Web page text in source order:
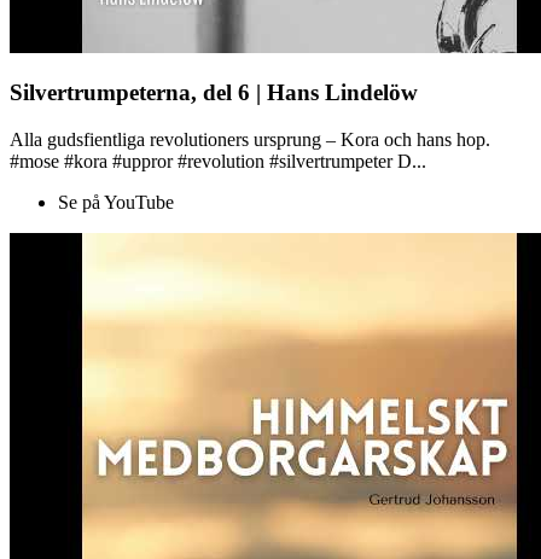
Silvertrumpeterna, del 6 | Hans Lindelöw
Alla gudsfientliga revolutioners ursprung – Kora och hans hop.
#mose #kora #uppror #revolution #silvertrumpeter D...
Se på YouTube